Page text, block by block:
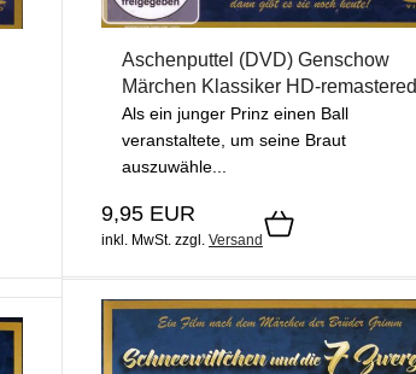
Aschenputtel (DVD) Genschow
Märchen Klassiker HD-remastered
Als ein junger Prinz einen Ball
veranstaltete, um seine Braut
auszuwähle...
9,95 EUR
inkl. MwSt. zzgl. Versand